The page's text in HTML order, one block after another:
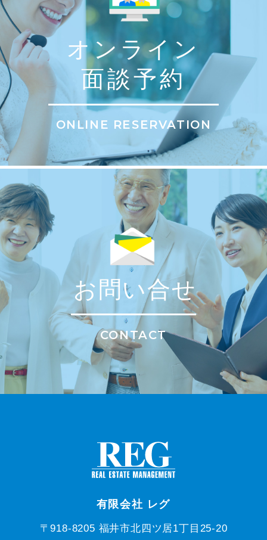
オンライン
面談予約
ONLINE RESERVATION
お問い合せ
CONTACT
有限会社 レグ
〒918-8205 福井市北四ツ居1丁目25-20